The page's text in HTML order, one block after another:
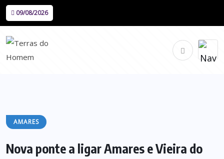
09/08/2026
AMARES
Nova ponte a ligar Amares e Vieira do